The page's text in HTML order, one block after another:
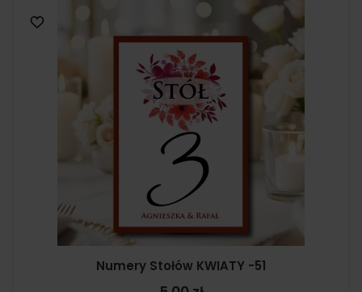
Numery Stołów KWIATY -51